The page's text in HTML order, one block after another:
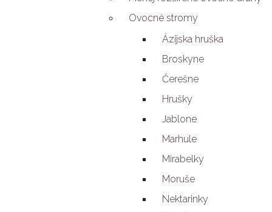
Ovocné stromy
Ázijska hruška
Broskyne
Čerešne
Hrušky
Jablone
Marhule
Mirabelky
Moruše
Nektarinky